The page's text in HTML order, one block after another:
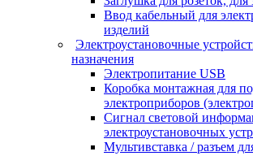
Ввод кабельный для
изделий
Электроустановочные
назначения
Электропитание USB
Коробка монтажная для
электроприборов
Сигнал световой
электроустановочных
Мультивставка / разъем